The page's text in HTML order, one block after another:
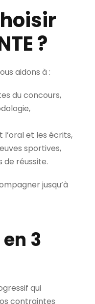
?
aidons à :
du concours,
et les écrits,
sportives,
de réussite.
jusqu’à
3
qui
contraintes